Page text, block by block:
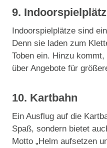
9.
Indoorspielplätze sind
Denn sie laden zum
Toben ein. Hinzu
über Angebote für
10. Kartbahn
Ein Ausflug auf die
Spaß, sondern bietet
Motto „Helm aufsetzen